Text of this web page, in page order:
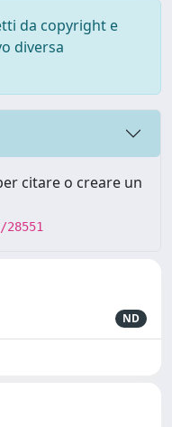
da copyright e
diversa
citare o creare un
ND